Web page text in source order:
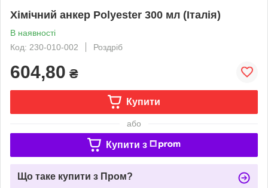
Хімічний анкер Polyester 300 мл (Італія)
В наявності
Код: 230-010-002
Роздріб
604,80 ₴
Купити
або
Купити з
Що таке купити з Пром?